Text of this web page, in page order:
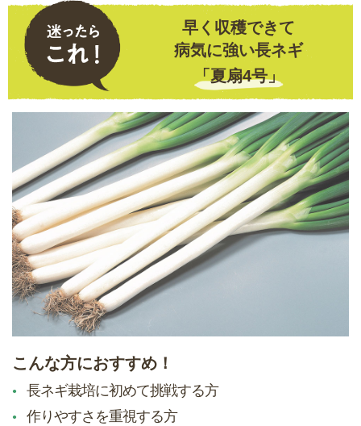
早く収穫できて
病気に強い長ネギ
「夏扇4号」
こんな方におすすめ！
長ネギ栽培に初めて挑戦する方
作りやすさを重視する方